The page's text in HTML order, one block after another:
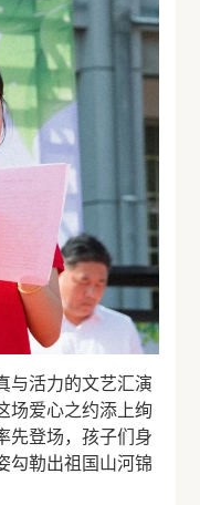
活力的文艺汇演
场爱心之约添上绚
先登场，孩子们身
勾勒出祖国山河锦